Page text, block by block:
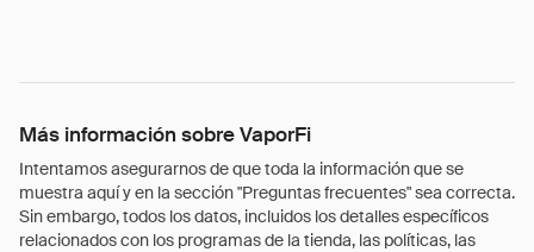
Más información sobre VaporFi
Intentamos asegurarnos de que toda la información que se
muestra aquí y en la sección "Preguntas frecuentes" sea correcta.
Sin embargo, todos los datos, incluidos los detalles específicos
relacionados con los programas de la tienda, las políticas, las